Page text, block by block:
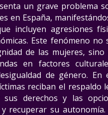
un grave problema
en España,
incluyen agresiones
Este fenómeno no
de las mujeres, sino
en factores
de género. En
reciban el respaldo
sus derechos y las
recuperar su autonomía.